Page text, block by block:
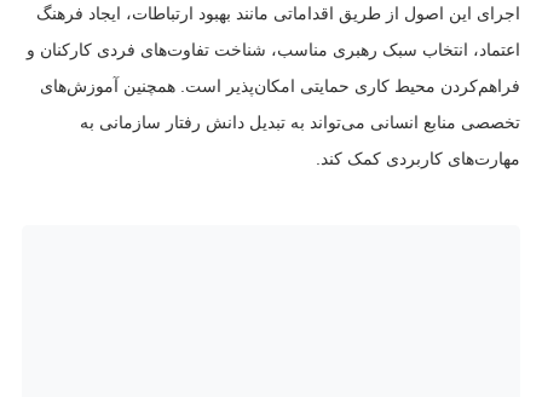
اجرای این اصول از طریق اقداماتی مانند بهبود ارتباطات، ایجاد فرهنگ
اعتماد، انتخاب سبک رهبری مناسب، شناخت تفاوت‌های فردی کارکنان و
فراهم‌کردن محیط کاری حمایتی امکان‌پذیر است. همچنین آموزش‌های
تخصصی منابع انسانی می‌تواند به تبدیل دانش رفتار سازمانی به
مهارت‌های کاربردی کمک کند.